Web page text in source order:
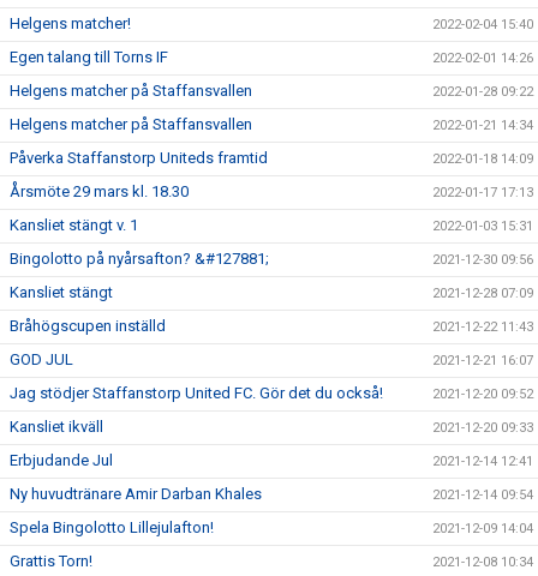
Helgens matcher! 2022-02-04 15:40
Egen talang till Torns IF 2022-02-01 14:26
Helgens matcher på Staffansvallen 2022-01-28 09:22
Helgens matcher på Staffansvallen 2022-01-21 14:34
Påverka Staffanstorp Uniteds framtid 2022-01-18 14:09
Årsmöte 29 mars kl. 18.30 2022-01-17 17:13
Kansliet stängt v. 1 2022-01-03 15:31
Bingolotto på nyårsafton? &#127881; 2021-12-30 09:56
Kansliet stängt 2021-12-28 07:09
Bråhögscupen inställd 2021-12-22 11:43
GOD JUL 2021-12-21 16:07
Jag stödjer Staffanstorp United FC. Gör det du också! 2021-12-20 09:52
Kansliet ikväll 2021-12-20 09:33
Erbjudande Jul 2021-12-14 12:41
Ny huvudtränare Amir Darban Khales 2021-12-14 09:54
Spela Bingolotto Lillejulafton! 2021-12-09 14:04
Grattis Torn! 2021-12-08 10:34